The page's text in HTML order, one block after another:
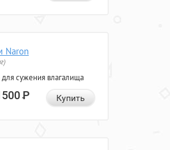
Naron
сужения влагалища
Р Купить